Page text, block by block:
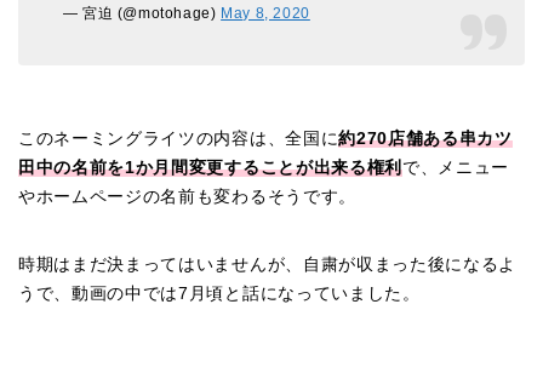
— 宮迫 (@motohage) May 8, 2020
このネーミングライツの内容は、全国に約270店舗ある串カツ
田中の名前を1か月間変更することが出来る権利で、メニュー
やホームページの名前も変わるそうです。
時期はまだ決まってはいませんが、自粛が収まった後になるよ
うで、動画の中では7月頃と話になっていました。